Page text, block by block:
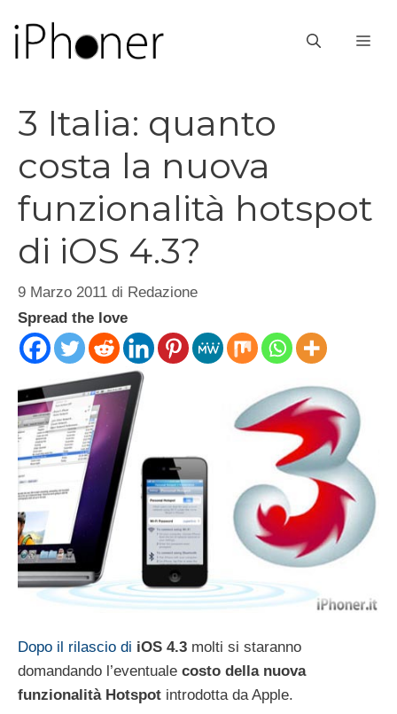
contenuto
3 Italia: quanto
costa la nuova
funzionalità hotspot
di iOS 4.3?
9 Marzo 2011 di Redazione
Spread the love
Dopo il rilascio di iOS 4.3 molti si staranno
domandando l’eventuale costo della nuova
funzionalità Hotspot introdotta da Apple.